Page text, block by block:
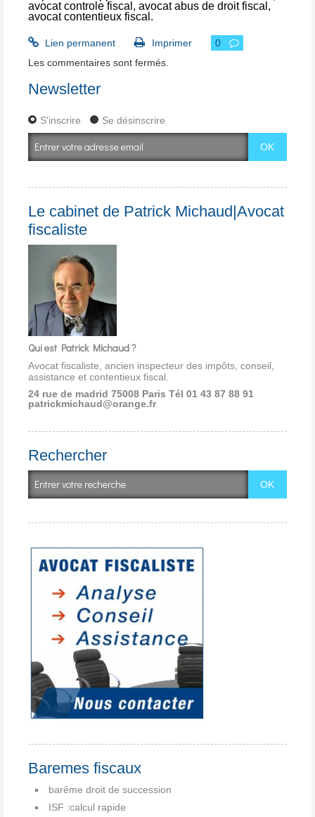
avocat controle fiscal , avocat abus de droit fiscal ,
avocat contentieux fiscal .
Lien permanent Imprimer
0
Les commentaires sont fermés.
Newsletter
S'inscrire Se désinscrire
Le cabinet de Patrick Michaud|Avocat
fiscaliste
Qui est Patrick Michaud ?
Avocat fiscaliste, ancien inspecteur des impôts, conseil,
assistance et contentieux fiscal.
24 rue de madrid 75008 Paris Tél 01 43 87 88 91
patrickmichaud@orange.fr
Rechercher
Baremes fiscaux
barême droit de succession
ISF :calcul rapide